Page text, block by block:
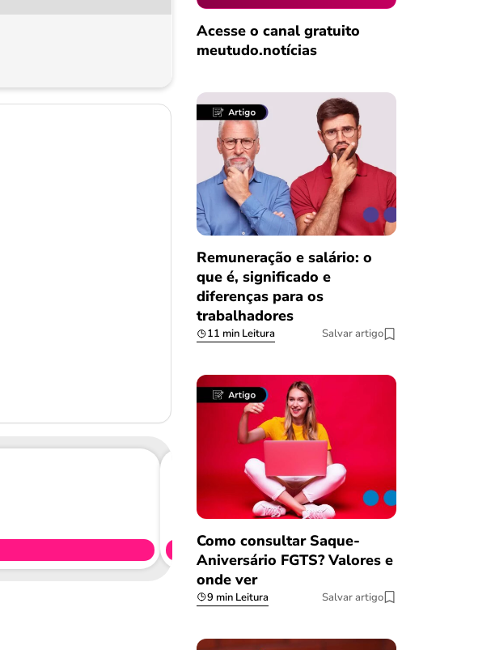
Acesse o canal gratuito
meutudo.notícias
Remuneração e salário: o
que é, significado e
diferenças para os
trabalhadores
11 min Leitura Salvar artigo
Como consultar Saque-
Aniversário FGTS? Valores e
onde ver
9 min Leitura Salvar artigo